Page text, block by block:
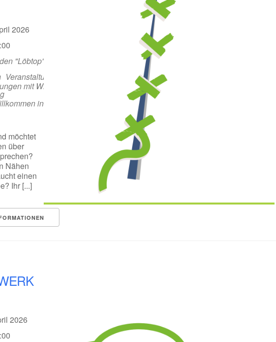
2026
"Löbtop"
Veranstaltungen
mit WiL-
in
möchtet
über
Nähen
einen
Ihr [...]
2026